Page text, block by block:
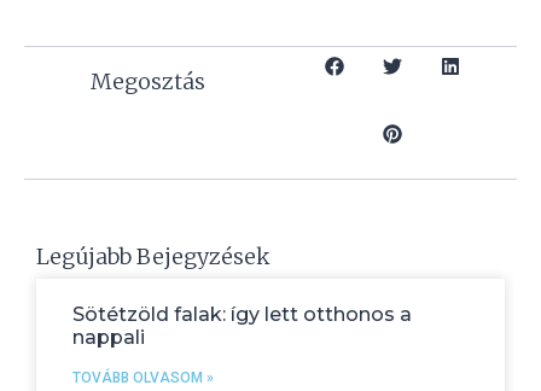
Megosztás
Legújabb Bejegyzések
Sötétzöld falak: így lett otthonos a
nappali
TOVÁBB OLVASOM »